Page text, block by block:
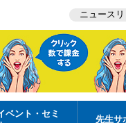
ニュースリ
ベント・セミ
先生サ